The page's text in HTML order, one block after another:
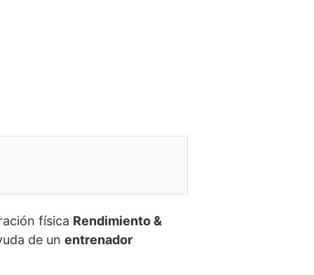
física Rendimiento &
de un entrenador